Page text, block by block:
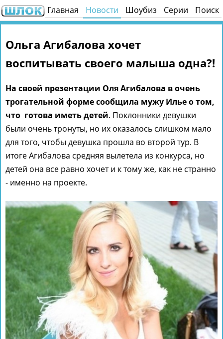
Главная Новости Шоубиз Серии Поиск
Ольга Агибалова хочет
воспитывать своего малыша одна?!
На своей презентации Оля Агибалова в очень
трогательной форме сообщила мужу Илье о том,
что готова иметь детей. Поклонники девушки
были очень тронуты, но их оказалось слишком мало
для того, чтобы девушка прошла во второй тур. В
итоге Агибалова средняя вылетела из конкурса, но
детей она все равно хочет и к тому же, как не странно
- именно на проекте.